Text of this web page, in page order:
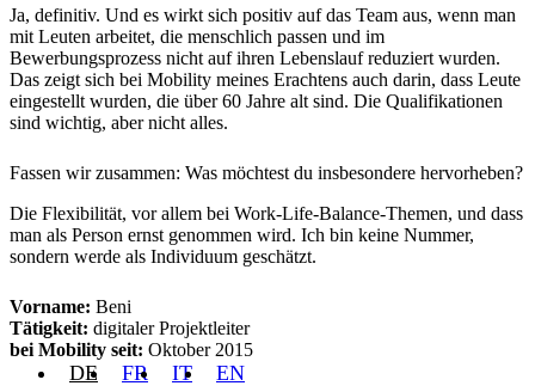
Ja, definitiv. Und es wirkt sich positiv auf das Team aus, wenn man
mit Leuten arbeitet, die menschlich passen und im
Bewerbungsprozess nicht auf ihren Lebenslauf reduziert wurden.
Das zeigt sich bei Mobility meines Erachtens auch darin, dass Leute
eingestellt wurden, die über 60 Jahre alt sind. Die Qualifikationen
sind wichtig, aber nicht alles.
Fassen wir zusammen: Was möchtest du insbesondere hervorheben?
Die Flexibilität, vor allem bei Work-Life-Balance-Themen, und dass
man als Person ernst genommen wird. Ich bin keine Nummer,
sondern werde als Individuum geschätzt.
Vorname: Beni
Tätigkeit: digitaler Projektleiter
bei Mobility seit: Oktober 2015
DE FR IT EN